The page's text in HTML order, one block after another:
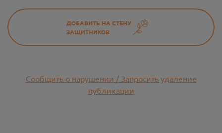
ДОБАВИТЬ НА СТЕНУ
ЗАЩИТНИКОВ
Сообщить о нарушении / Запросить удаление
публикации